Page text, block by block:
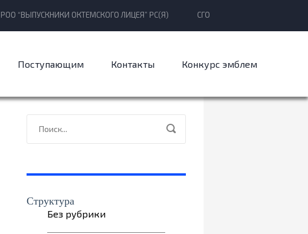
РОО “ВЫПУСКНИКИ ОКТЕМСКОГО ЛИЦЕЯ” РС(Я) СГО
Поступающим Контакты Конкурс эмблем
Структура
Без рубрики